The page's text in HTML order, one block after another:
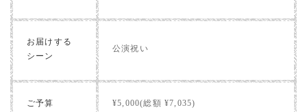
お届けする
シーン
公演祝い
ご予算 ¥5,000(総額 ¥7,035)